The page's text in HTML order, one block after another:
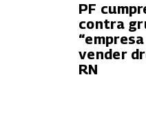
PF
contra
vender
RN